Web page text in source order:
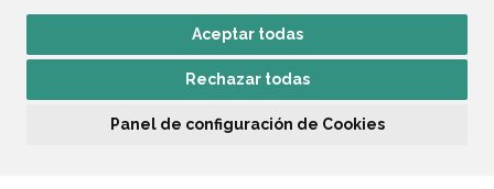
mejorar el funcionamiento de la web y sus servicios.
Si acepta pulsando el botón“Aceptar todas”
consideramos que acepta su uso. Si pulsa el botón
ninguna acción, se guardarán las cookies técnicas
Aceptar todas
Rechazar todas
Panel de configuración de Cookies